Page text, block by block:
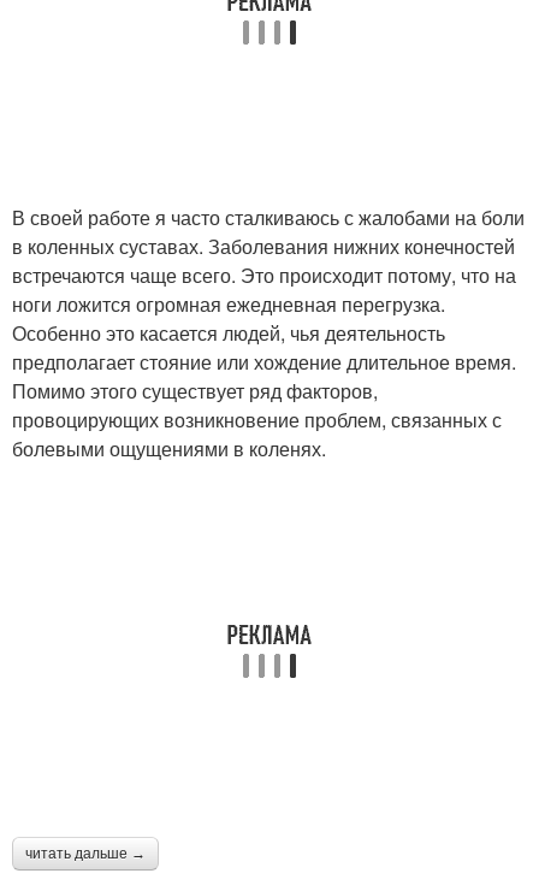
В своей работе я часто сталкиваюсь с жалобами на боли
в коленных суставах. Заболевания нижних конечностей
встречаются чаще всего. Это происходит потому, что на
ноги ложится огромная ежедневная перегрузка.
Особенно это касается людей, чья деятельность
предполагает стояние или хождение длительное время.
Помимо этого существует ряд факторов,
провоцирующих возникновение проблем, связанных с
болевыми ощущениями в коленях.
читать дальше →